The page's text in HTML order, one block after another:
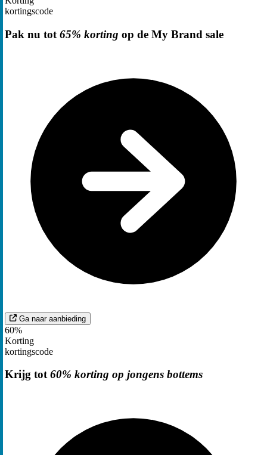
kortingscode
Pak nu tot 65% korting op de My Brand sale
Ga naar aanbieding
60%
Korting
kortingscode
Krijg tot60% korting op jongens bottems